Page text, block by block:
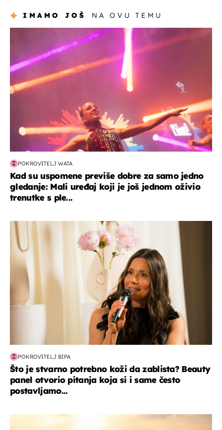
IMAMO JOŠ NA OVU TEMU
POKROVITELJ WATA
Kad su uspomene previše dobre za samo jedno
gledanje: Mali uređaj koji je još jednom oživio
trenutke s ple...
moda & ljepota
POKROVITELJ BIPA
Što je stvarno potrebno koži da zablista? Beauty
panel otvorio pitanja koja si i same često
postavljamo...